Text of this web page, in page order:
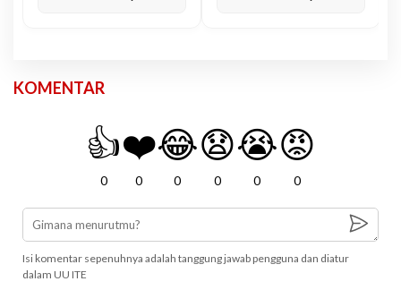
KOMENTAR
👍
0
❤️
0
😂
0
😧
0
😭
0
😡
0
Isi komentar sepenuhnya adalah tanggung jawab pengguna dan diatur
dalam UU ITE